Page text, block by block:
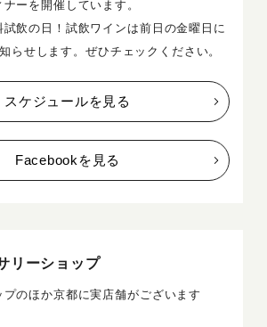
ーを開催しています。
飲の日！試飲ワインは前日の金曜日に
らせします。ぜひチェックください。
スケジュールを見る
Facebookを見る
リーショップ
のほか京都に実店舗がございます